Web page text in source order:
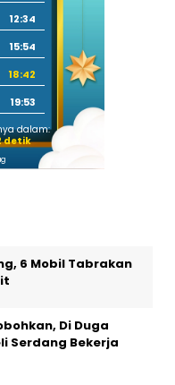
12:34
15:54
18:42
19:53
dalam:
detik
6 Mobil Tabrakan
Di Duga
Serdang Bekerja